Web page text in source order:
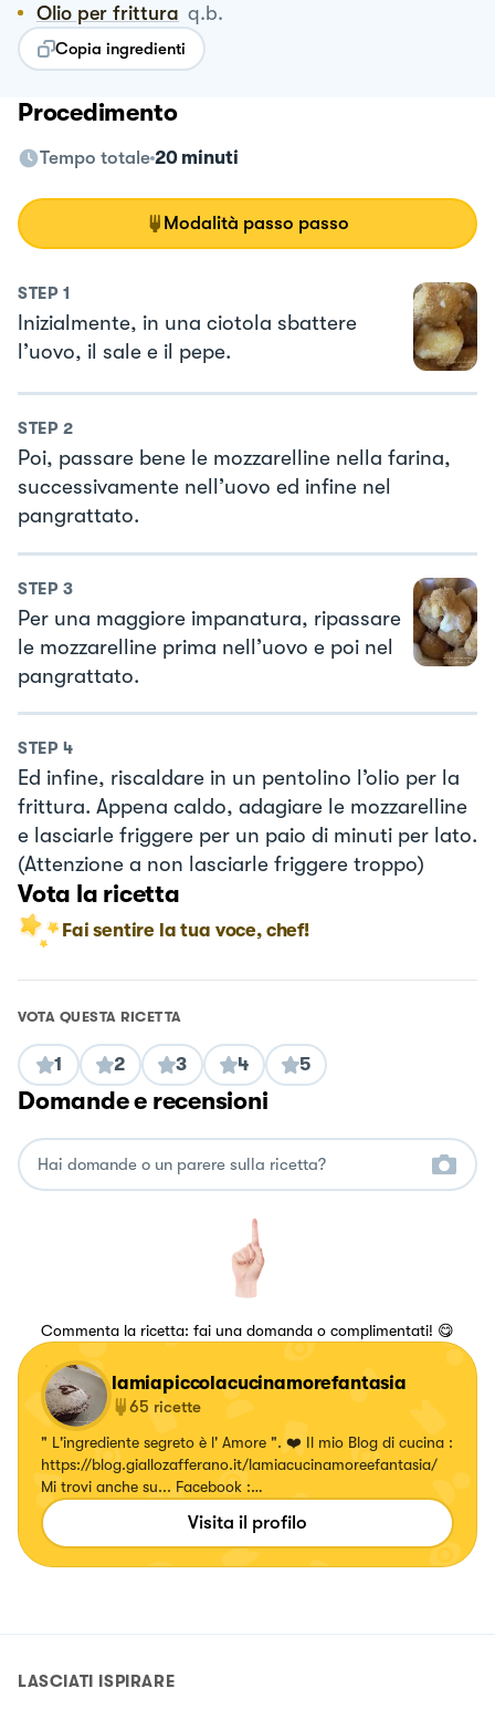
Olio per frittura q.b.
Copia ingredienti
Procedimento
Tempo totale 20 minuti
Modalità passo passo
STEP 1
Inizialmente, in una ciotola sbattere
l’uovo, il sale e il pepe.
STEP 2
Poi, passare bene le mozzarelline nella farina,
successivamente nell’uovo ed infine nel
pangrattato.
STEP 3
Per una maggiore impanatura, ripassare
le mozzarelline prima nell’uovo e poi nel
pangrattato.
STEP 4
Ed infine, riscaldare in un pentolino l’olio per la
frittura. Appena caldo, adagiare le mozzarelline
e lasciarle friggere per un paio di minuti per lato.
(Attenzione a non lasciarle friggere troppo)
Vota la ricetta
Fai sentire la tua voce, chef!
VOTA QUESTA RICETTA
1 2 3 4 5
Domande e recensioni
Commenta la ricetta: fai una domanda o complimentati! 😋
lamiapiccolacucinamorefantasia
65 ricette
" L'ingrediente segreto è l' Amore ". ❤️ Il mio Blog di cucina :
https://blog.giallozafferano.it/lamiacucinamoreefantasia/
Mi trovi anche su... Facebook :
https://www.facebook.com/Lamiacucinapiccolina Pinterest :
https://pin.it/1LdiMRNBe Ti aspettooo!
Visita il profilo
LASCIATI ISPIRARE